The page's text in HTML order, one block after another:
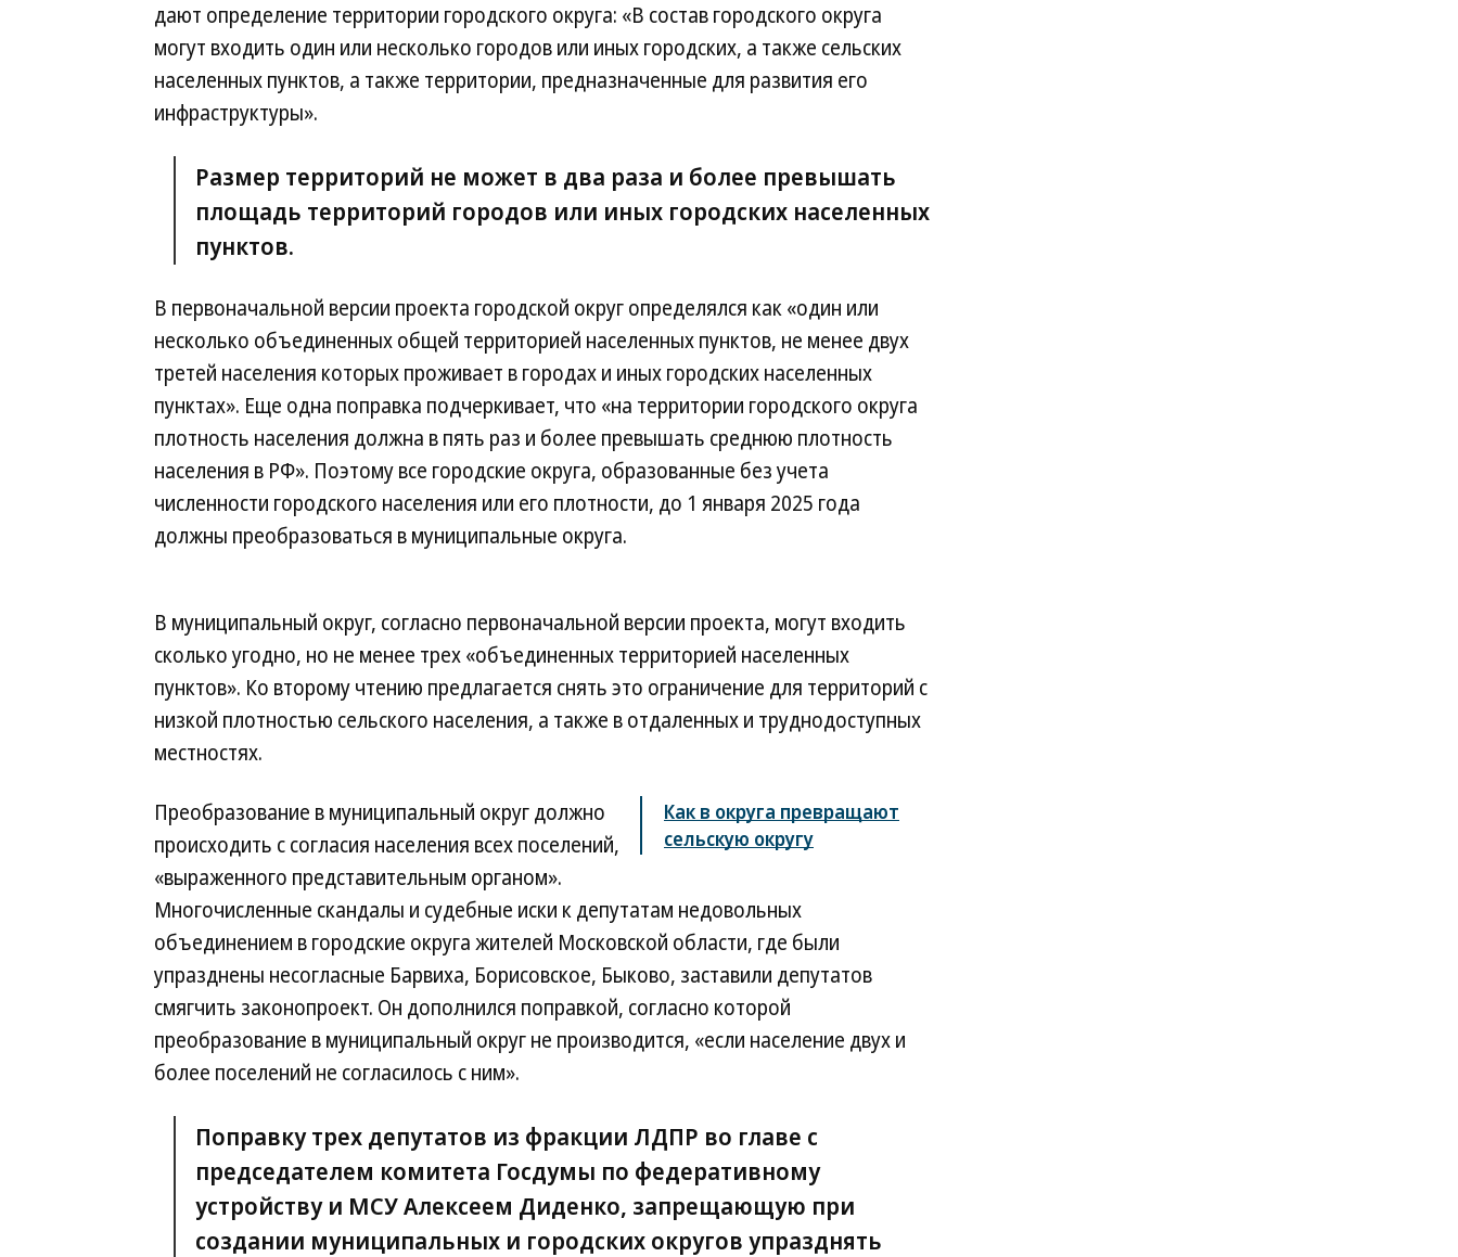
дают определение территории городского округа: «В состав городского округа
могут входить один или несколько городов или иных городских, а также сельских
населенных пунктов, а также территории, предназначенные для развития его
инфраструктуры».
Размер территорий не может в два раза и более превышать
площадь территорий городов или иных городских населенных
пунктов.
В первоначальной версии проекта городской округ определялся как «один или
несколько объединенных общей территорией населенных пунктов, не менее двух
третей населения которых проживает в городах и иных городских населенных
пунктах». Еще одна поправка подчеркивает, что «на территории городского округа
плотность населения должна в пять раз и более превышать среднюю плотность
населения в РФ». Поэтому все городские округа, образованные без учета
численности городского населения или его плотности, до 1 января 2025 года
должны преобразоваться в муниципальные округа.
В муниципальный округ, согласно первоначальной версии проекта, могут входить
сколько угодно, но не менее трех «объединенных территорией населенных
пунктов». Ко второму чтению предлагается снять это ограничение для территорий с
низкой плотностью сельского населения, а также в отдаленных и труднодоступных
местностях.
Как в округа превращают
сельскую округу
Преобразование в муниципальный округ должно
происходить с согласия населения всех поселений,
«выраженного представительным органом».
Многочисленные скандалы и судебные иски к депутатам недовольных
объединением в городские округа жителей Московской области, где были
упразднены несогласные Барвиха, Борисовское, Быково, заставили депутатов
смягчить законопроект. Он дополнился поправкой, согласно которой
преобразование в муниципальный округ не производится, «если население двух и
более поселений не согласилось с ним».
Поправку трех депутатов из фракции ЛДПР во главе с
председателем комитета Госдумы по федеративному
устройству и МСУ Алексеем Диденко, запрещающую при
создании муниципальных и городских округов упразднять